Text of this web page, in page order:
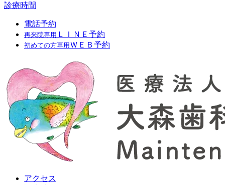
診療時間
電話予約
再来院専用 ＬＩＮＥ予約
初めての方専用 ＷＥＢ予約
アクセス